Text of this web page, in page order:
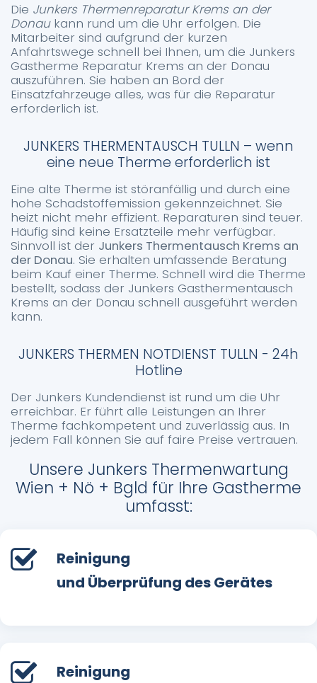
Die Junkers Thermenreparatur Krems an der
Donaukann rund um die Uhr erfolgen. Die
Mitarbeiter sind aufgrund der kurzen
Anfahrtswege schnell bei Ihnen, um die Junkers
Gastherme Reparatur Krems an der Donau
auszuführen. Sie haben an Bord der
Einsatzfahrzeuge alles, was für die Reparatur
erforderlich ist.
JUNKERS THERMENTAUSCH TULLN – wenn
eine neue Therme erforderlich ist
Eine alte Therme ist störanfällig und durch eine
hohe Schadstoffemission gekennzeichnet. Sie
heizt nicht mehr effizient. Reparaturen sind teuer.
Häufig sind keine Ersatzteile mehr verfügbar.
Sinnvoll ist der Junkers Thermentausch Krems an
der Donau. Sie erhalten umfassende Beratung
beim Kauf einer Therme. Schnell wird die Therme
bestellt, sodass der Junkers Gasthermentausch
Krems an der Donau schnell ausgeführt werden
kann.
JUNKERS THERMEN NOTDIENST TULLN - 24h
Hotline
Der Junkers Kundendienst ist rund um die Uhr
erreichbar. Er führt alle Leistungen an Ihrer
Therme fachkompetent und zuverlässig aus. In
jedem Fall können Sie auf faire Preise vertrauen.
Unsere Junkers Thermenwartung
Wien + Nö + Bgld für Ihre Gastherme
umfasst:
Reinigung
und Überprüfung des Gerätes
Reinigung